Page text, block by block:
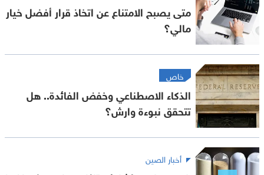
متى يصبح الامتناع عن اتخاذ قرار أفضل خيار
مالي؟
خاص
الذكاء الاصطناعي وخفض الفائدة.. هل
تتحقق نبوءة وارش؟
أخبار الصين